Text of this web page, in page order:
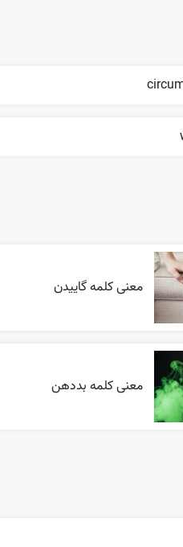
معنی کلمه گاییدن
معنی کلمه بددهن